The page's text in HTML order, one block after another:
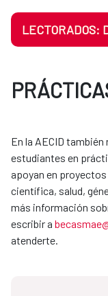
LECTORADOS:
En la AECID
estudiantes en
apoyan en
científica, salud,
más información
escribir a
atenderte.